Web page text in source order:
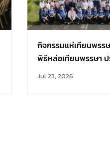
กิจกรรมแห่เทียนพรร
พิธีหล่อเทียนพรรษา ป
การศึกษา 2569
Jul 23, 2026